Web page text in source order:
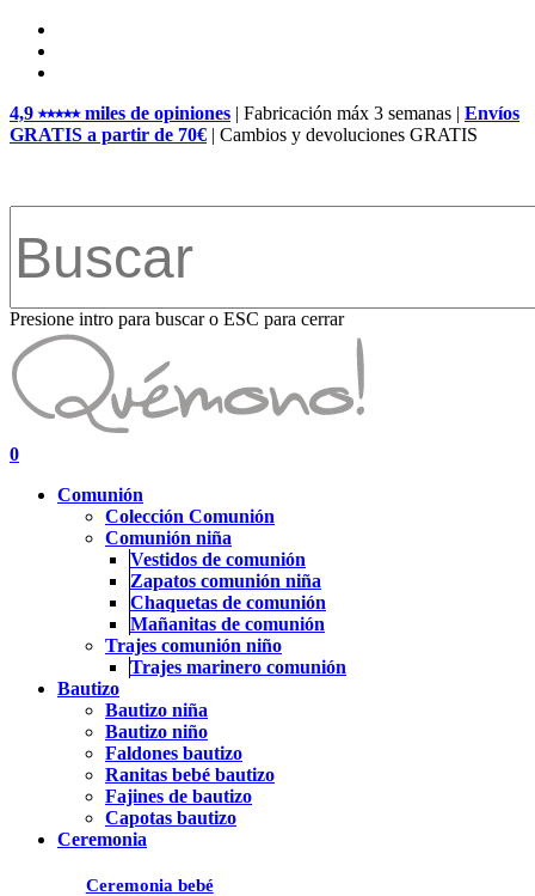
Skip
main
4,9 ⭑⭑⭑⭑⭑ miles de opiniones | Fabricación máx 3 semanas | Envíos
GRATIS a partir de 70€ | Cambios y devoluciones GRATIS
Presione intro para buscar o ESC para cerrar
Close
Search
search
account
0
Comunión
Colección Comunión
Comunión niña
Vestidos de comunión
Zapatos comunión niña
Chaquetas de comunión
Mañanitas de comunión
Trajes comunión niño
Trajes marinero comunión
Bautizo
Bautizo niña
Bautizo niño
Faldones bautizo
Ranitas bebé bautizo
Fajines de bautizo
Capotas bautizo
Ceremonia
Ceremonia bebé